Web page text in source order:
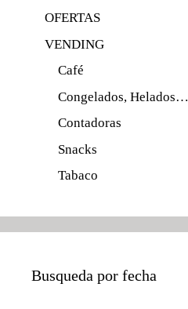
OFERTAS
VENDING
Café
Congelados, Helados…
Contadoras
Snacks
Tabaco
Busqueda por fecha